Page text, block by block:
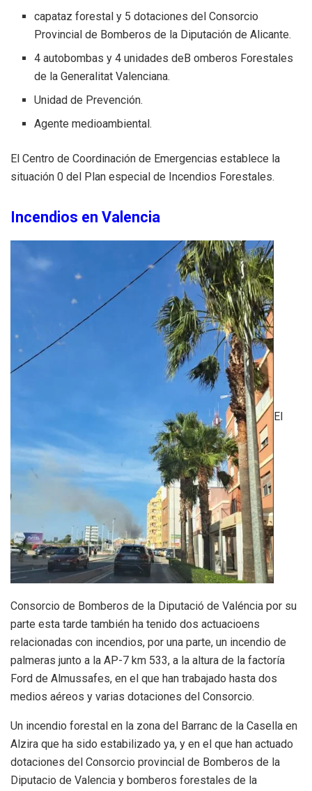
capataz forestal y 5 dotaciones del Consorcio
Provincial de Bomberos de la Diputación de Alicante.
4 autobombas y 4 unidades deB omberos Forestales
de la Generalitat Valenciana.
Unidad de Prevención.
Agente medioambiental.
El Centro de Coordinación de Emergencias establece la
situación 0 del Plan especial de Incendios Forestales.
Incendios en Valencia
El
Consorcio de Bomberos de la Diputació de Valéncia por su
parte esta tarde también ha tenido dos actuacioens
relacionadas con incendios, por una parte, un incendio de
palmeras junto a la AP-7 km 533, a la altura de la factoría
Ford de Almussafes, en el que han trabajado hasta dos
medios aéreos y varias dotaciones del Consorcio.
Un incendio forestal en la zona del Barranc de la Casella en
Alzira que ha sido estabilizado ya, y en el que han actuado
dotaciones del Consorcio provincial de Bomberos de la
Diputacio de Valencia y bomberos forestales de la